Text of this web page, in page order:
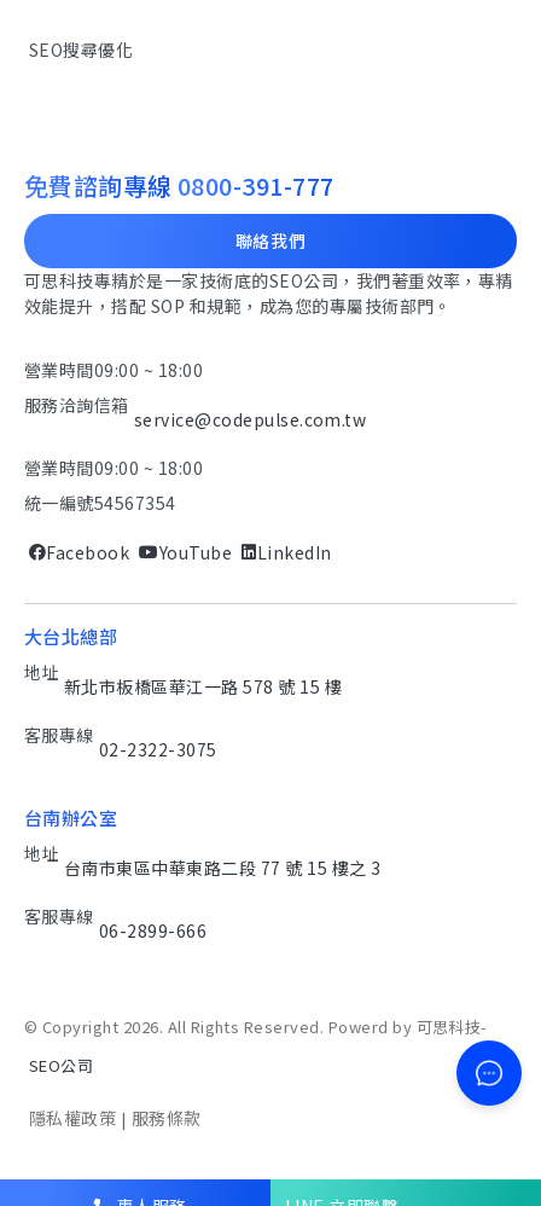
SEO搜尋優化
免費諮詢專線 0800-391-777
聯絡我們
可思科技專精於是一家技術底的SEO公司，我們著重效率，專精
效能提升，搭配 SOP 和規範，成為您的專屬技術部門。
營業時間09:00 ~ 18:00
服務洽詢信箱
service@codepulse.com.tw
營業時間09:00 ~ 18:00
統一編號54567354
Facebook YouTube LinkedIn
大台北總部
地址
新北市板橋區華江一路 578 號 15 樓
客服專線
02-2322-3075
台南辦公室
地址
台南市東區中華東路二段 77 號 15 樓之 3
客服專線
06-2899-666
© Copyright 2026. All Rights Reserved. Powerd by 可思科技-
SEO公司
隱私權政策 | 服務條款